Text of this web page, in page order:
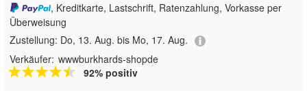
, Kreditkarte, Lastschrift, Ratenzahlung, Vorkasse per
Überweisung
Zustellung: Do, 13. Aug. bis Mo, 17. Aug.
Verkäufer: wwwburkhards-shopde
92% positiv